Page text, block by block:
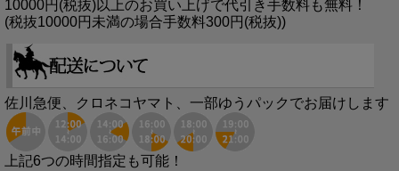
10000円(税抜)以上のお買い上げで代引き手数料も無料！
(税抜10000円未満の場合手数料300円(税抜))
佐川急便、クロネコヤマト、一部ゆうパックでお届けします
上記6つの時間指定も可能！